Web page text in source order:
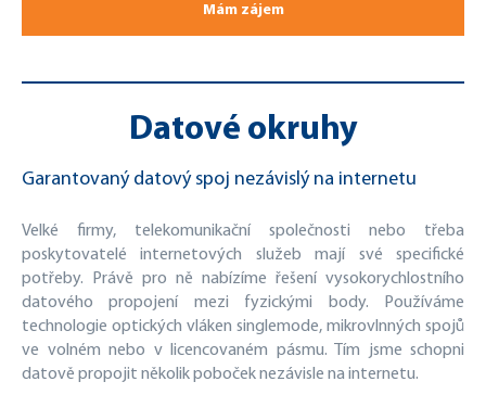
Mám zájem
Datové okruhy
Garantovaný datový spoj nezávislý na internetu
Velké firmy, telekomunikační společnosti nebo třeba
poskytovatelé internetových služeb mají své specifické
potřeby. Právě pro ně nabízíme řešení vysokorychlostního
datového propojení mezi fyzickými body. Používáme
technologie optických vláken singlemode, mikrovlnných spojů
ve volném nebo v licencovaném pásmu. Tím jsme schopni
datově propojit několik poboček nezávisle na internetu.